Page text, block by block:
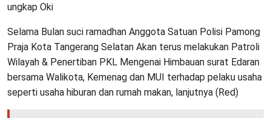
ungkap Oki
Selama Bulan suci ramadhan Anggota Satuan Polisi Pamong
Praja Kota Tangerang Selatan Akan terus melakukan Patroli
Wilayah & Penertiban PKL Mengenai Himbauan surat Edaran
bersama Walikota, Kemenag dan MUI terhadap pelaku usaha
seperti usaha hiburan dan rumah makan, lanjutnya (Red)